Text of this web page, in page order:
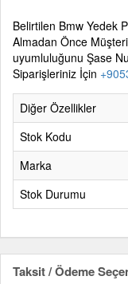
Belirtilen Bmw Yedek
Almadan Önce
uyumluluğunu Şase
Siparişleriniz İçin
Diğer Özellikler
Stok Kodu
Marka
Stok Durumu
Taksit / Ödeme